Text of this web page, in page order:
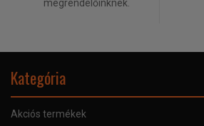
megrendelőinknek.
Kategória
Akciós termékek